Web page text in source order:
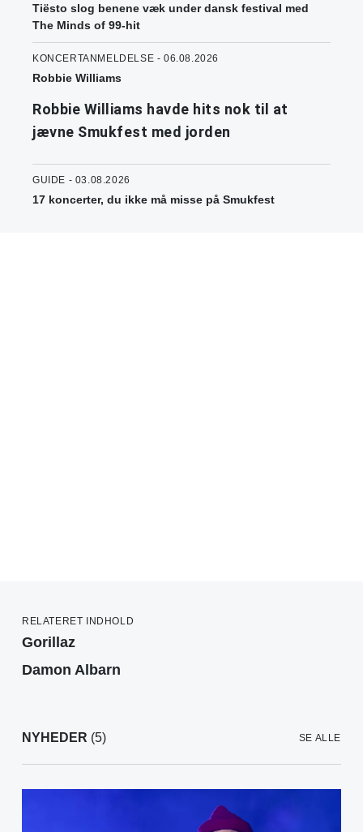
Tiësto slog benene væk under dansk festival med
The Minds of 99-hit
KONCERTANMELDELSE - 06.08.2026
Robbie Williams
Robbie Williams havde hits nok til at
jævne Smukfest med jorden
GUIDE - 03.08.2026
17 koncerter, du ikke må misse på Smukfest
RELATERET INDHOLD
Gorillaz
Damon Albarn
NYHEDER (5) SE ALLE